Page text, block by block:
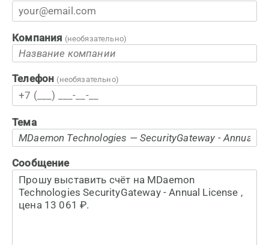
Компания (необязательно)
Телефон (необязательно)
Тема
Сообщение